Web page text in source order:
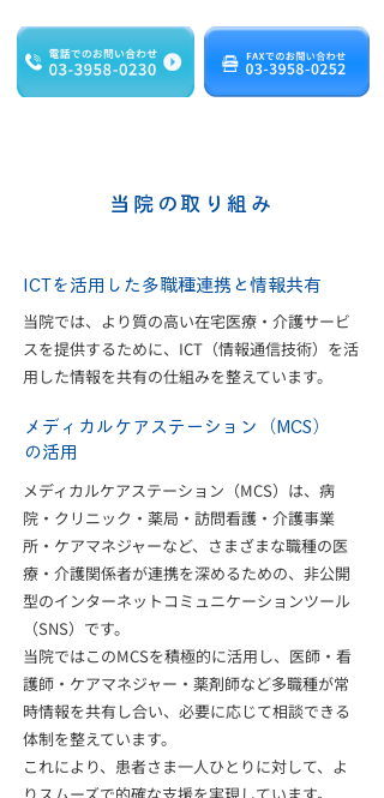
当院の取り組み
ICTを活用した多職種連携と情報共有
当院では、より質の高い在宅医療・介護サービ
スを提供するために、ICT（情報通信技術）を活
用した情報を共有の仕組みを整えています。
メディカルケアステーション（MCS）
の活用
メディカルケアステーション（MCS）は、病
院・クリニック・薬局・訪問看護・介護事業
所・ケアマネジャーなど、さまざまな職種の医
療・介護関係者が連携を深めるための、非公開
型のインターネットコミュニケーションツール
（SNS）です。
当院ではこのMCSを積極的に活用し、医師・看
護師・ケアマネジャー・薬剤師など多職種が常
時情報を共有し合い、必要に応じて相談できる
体制を整えています。
これにより、患者さま一人ひとりに対して、よ